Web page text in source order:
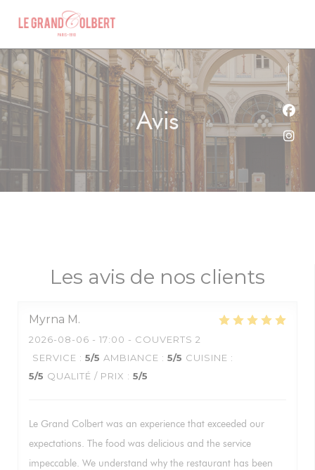
Personnalisation de vos choix en matière de cookies
Avis
Les avis de nos clients
Myrna M
2026-08-06 - 17:00 - COUVERTS 2
SERVICE : 5/5 AMBIANCE : 5/5 CUISINE :
5/5 QUALITÉ / PRIX : 5/5
Le Grand Colbert was an experience that exceeded our
expectations. The food was delicious and the service
impeccable. We understand why the restaurant has been